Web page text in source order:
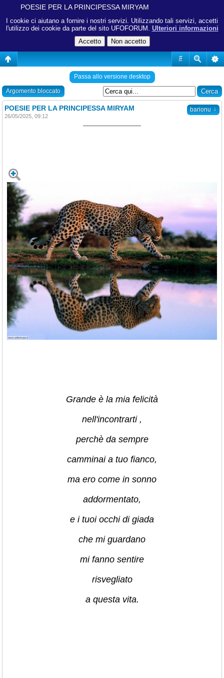
I cookie ci aiutano a fornire i nostri servizi. Utilizzando tali servizi, accetti
l'utilizzo dei cookie da parte del sito UFOFORUM. Ulteriori informazioni
#
POESIE PER LA PRINCIPESSA MIRYAM
Passa allo versione desktop
Argomento bloccato
barionu ↓
POESIE PER LA PRINCIPESSA MIRYAM
26/05/2025, 09:12
-----------------------------
Grande è la mia felicità
nell'incontrarti ,
perchè da sempre
camminai a tuo fianco,
ma ero come in sonno
addormentato,
e i tuoi occhi di giada
che mi guardano
mi fanno sentire
risvegliato
a questa vita.